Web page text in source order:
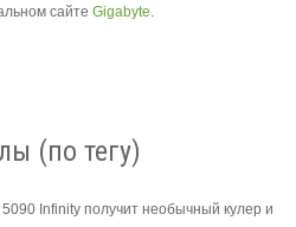
сайте Gigabyte
(по тегу)
Infinity получит необычный кулер и